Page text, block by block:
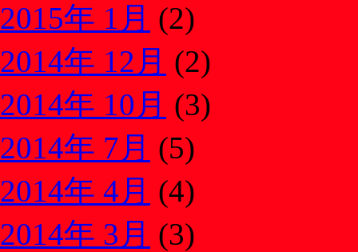
2015年 1月 (2)
2014年 12月 (2)
2014年 10月 (3)
2014年 7月 (5)
2014年 4月 (4)
2014年 3月 (3)